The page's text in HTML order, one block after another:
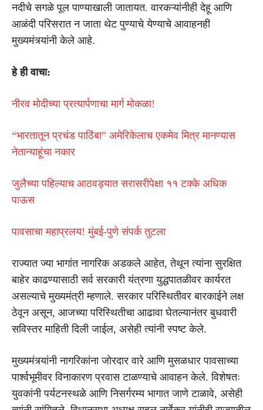
नदीचे सगळे पूल पाण्याखाली जातायत. वारकऱ्यांनीही देहू आणि
आळंदी परिसरात न जाता थेट पुण्याचे येण्याचे आवाहनही
मुख्यमंत्र्यांनी केले आहे.
हे ही वाचा:
नीरव मोदीच्या प्रत्यार्पणाचा मार्ग मोकळा!
“भारतातून प्रचंड पाठिंबा” अमेरिकेलाच एकमेव मित्र मानण्यास
नेतान्याहूंचा नकार
जुलैच्या पहिल्याच आठवड्यात सरासरीपेक्षा ११ टक्के अधिक
पाऊस
पावसाचा महाप्रलय! मुंबई-पुणे संपर्क तुटला
राज्यात ज्या भागांत नागरिक अडकले आहेत, तेथून त्यांना सुरक्षित
बाहेर काढण्यासाठी सर्व सरकारी यंत्रणा युद्धपातळीवर कार्यरत
असल्याचे मुख्यमंत्री म्हणाले. सरकार परिस्थितीवर बारकाईने लक्ष
ठेवून असून, आजच्या परिस्थितीचा आढावा घेतल्यानंतर बुधवारी
सविस्तर माहिती दिली जाईल, असेही त्यांनी स्पष्ट केले.
मुख्यमंत्र्यांनी नागरिकांना जोरदार वारे आणि मुसळधार पावसाच्या
पार्श्वभूमीवर विनाकारण प्रवास टाळण्याचे आवाहन केले. विशेषतः
युवकांनी पर्यटनस्थळे आणि निसर्गरम्य भागात जाणे टाळावे, असेही